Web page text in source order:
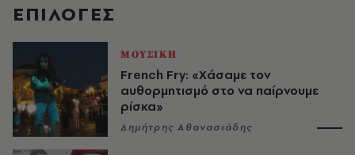
EΠΙΛΟΓΈΣ
ΜΟΥΣΙΚΗ
French Fry: «Χάσαμε τον
αυθορμητισμό στο να παίρνουμε
ρίσκα»
Δημήτρης Αθανασιάδης